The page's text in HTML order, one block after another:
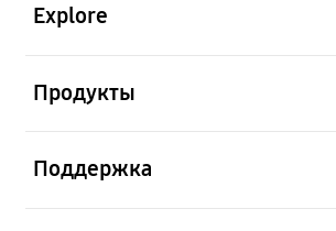
Explore
Продукты
Поддержка